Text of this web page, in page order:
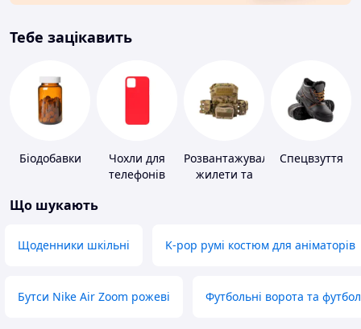
Тебе зацікавить
Біодобавки
Чохли для
телефонів
Розвантажувальні
жилети та
Спецвзуття
Що шукають
Щоденники шкільні K-pop румі костюм для аніматорів
Бутси Nike Air Zoom рожеві Футбольні ворота та